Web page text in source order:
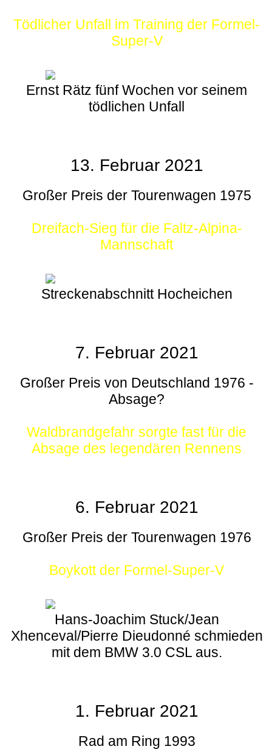
Tödlicher Unfall im Training der Formel-
Super-V
Ernst Rätz fünf Wochen vor seinem
tödlichen Unfall
13. Februar 2021
Großer Preis der Tourenwagen 1975
Dreifach-Sieg für die Faltz-Alpina-
Mannschaft
Streckenabschnitt Hocheichen
7. Februar 2021
Großer Preis von Deutschland 1976 -
Absage?
Waldbrandgefahr sorgte fast für die
Absage des legendären Rennens
6. Februar 2021
Großer Preis der Tourenwagen 1976
Boykott der Formel-Super-V
Hans-Joachim Stuck/Jean
Xhenceval/Pierre Dieudonné schmieden
mit dem BMW 3.0 CSL aus.
1. Februar 2021
Rad am Ring 1993